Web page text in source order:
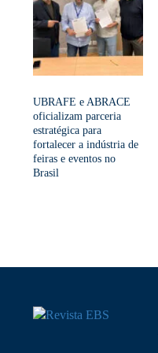
UBRAFE e ABRACE
oficializam parceria
estratégica para
fortalecer a indústria de
feiras e eventos no
Brasil